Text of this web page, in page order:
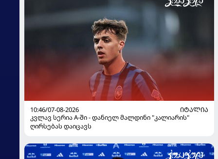
10:46/07-08-2026
ᲘᲢᲐᲚᲘᲐ
კვლავ სერია A-ში - დანიელ მალდინი "კალიარის"
ღირსებას დაიცავს